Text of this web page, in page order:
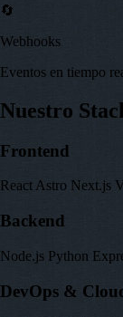
🔄
Webhooks
Eventos en tiempo
Nuestro
Frontend
React Astro Next.js
Backend
Node.js Python
DevOps &